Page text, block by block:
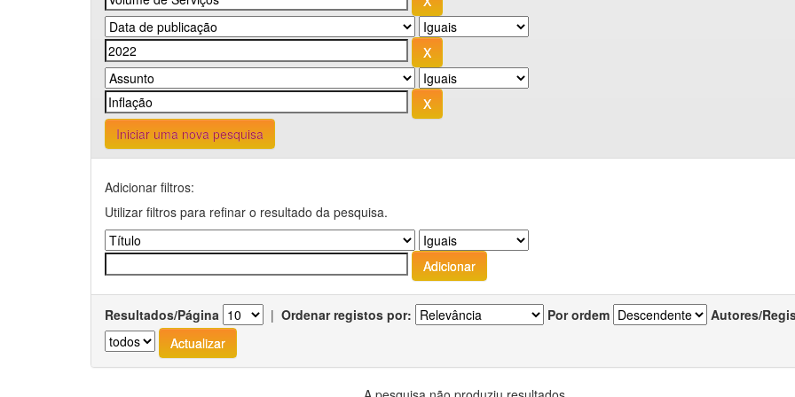
Iniciar uma nova pesquisa
Adicionar filtros:
Utilizar filtros para refinar o resultado da pesquisa.
Resultados/Página | Ordenar registos por: Por ordem Autores/